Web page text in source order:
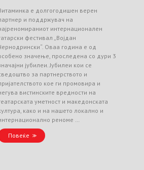
е долгогодишен верен
и поддржувач на
интернационален
фестивал „Војдан
Оваа година е од
значење, проследена со дури 3
јубилеи. Јубилеи кои се
за партнерството и
кое ги промовира и
вистинските вредности на
уметност и македонската
како и на нашето локално и
реноме …
Повеќе